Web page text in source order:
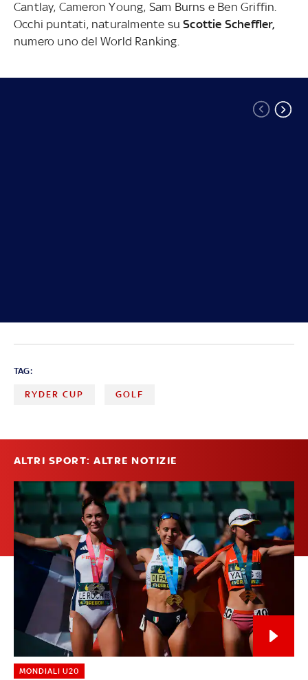
Cantlay, Cameron Young, Sam Burns e Ben Griffin.
Occhi puntati, naturalmente suScottie Scheffler,
numero uno del World Ranking.
TAG:
RYDER CUP GOLF
ALTRI SPORT: ALTRE NOTIZIE
MONDIALI U20